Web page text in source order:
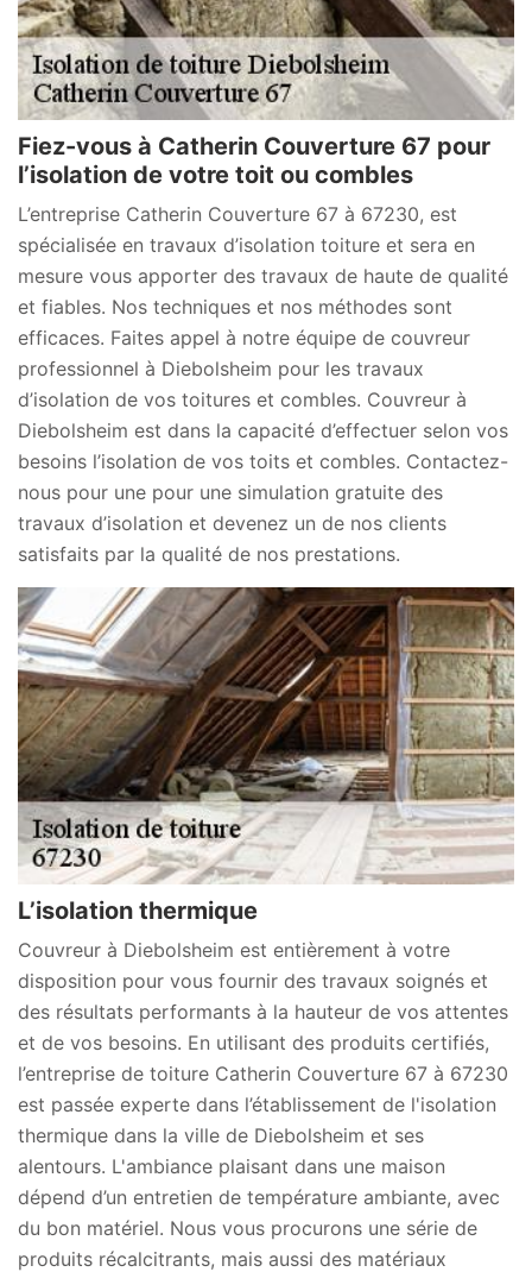
Fiez-vous à Catherin Couverture 67 pour
l’isolation de votre toit ou combles
L’entreprise Catherin Couverture 67 à 67230, est
spécialisée en travaux d’isolation toiture et sera en
mesure vous apporter des travaux de haute de qualité
et fiables. Nos techniques et nos méthodes sont
efficaces. Faites appel à notre équipe de couvreur
professionnel à Diebolsheim pour les travaux
d’isolation de vos toitures et combles. Couvreur à
Diebolsheim est dans la capacité d’effectuer selon vos
besoins l’isolation de vos toits et combles. Contactez-
nous pour une pour une simulation gratuite des
travaux d’isolation et devenez un de nos clients
satisfaits par la qualité de nos prestations.
L’isolation thermique
Couvreur à Diebolsheim est entièrement à votre
disposition pour vous fournir des travaux soignés et
des résultats performants à la hauteur de vos attentes
et de vos besoins. En utilisant des produits certifiés,
l’entreprise de toiture Catherin Couverture 67 à 67230
est passée experte dans l’établissement de l'isolation
thermique dans la ville de Diebolsheim et ses
alentours. L'ambiance plaisant dans une maison
dépend d’un entretien de température ambiante, avec
du bon matériel. Nous vous procurons une série de
produits récalcitrants, mais aussi des matériaux